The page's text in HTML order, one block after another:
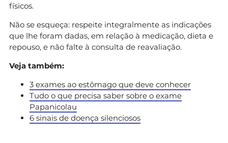
físicos.
Não se esqueça: respeite integralmente as indicações
que lhe foram dadas, em relação à medicação, dieta e
repouso, e não falte à consulta de reavaliação.
Veja também:
3 exames ao estômago que deve conhecer
Tudo o que precisa saber sobre o exame
Papanicolau
6 sinais de doença silenciosos